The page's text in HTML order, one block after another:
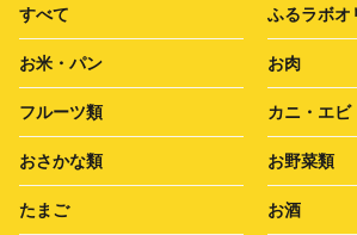
すべて ふるラボオ
お米・パン お肉
フルーツ類 カニ・エビ
おさかな類 お野菜類
たまご お酒